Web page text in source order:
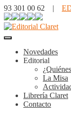
93 301 00 62 |
Novedades
Editorial
La Misa
Librería Claret
Contacto